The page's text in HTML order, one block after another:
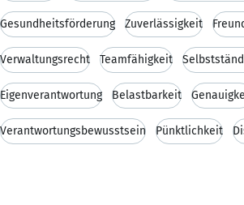
Gesundheitsförderung Zuverlässigkeit
Verwaltungsrecht Teamfähigkeit
Eigenverantwortung Belastbarkeit
Verantwortungsbewusstsein Pünktlichkeit